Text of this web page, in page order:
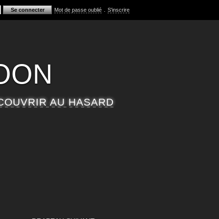
Mot de passe oublié S'inscrire
AU HASARD